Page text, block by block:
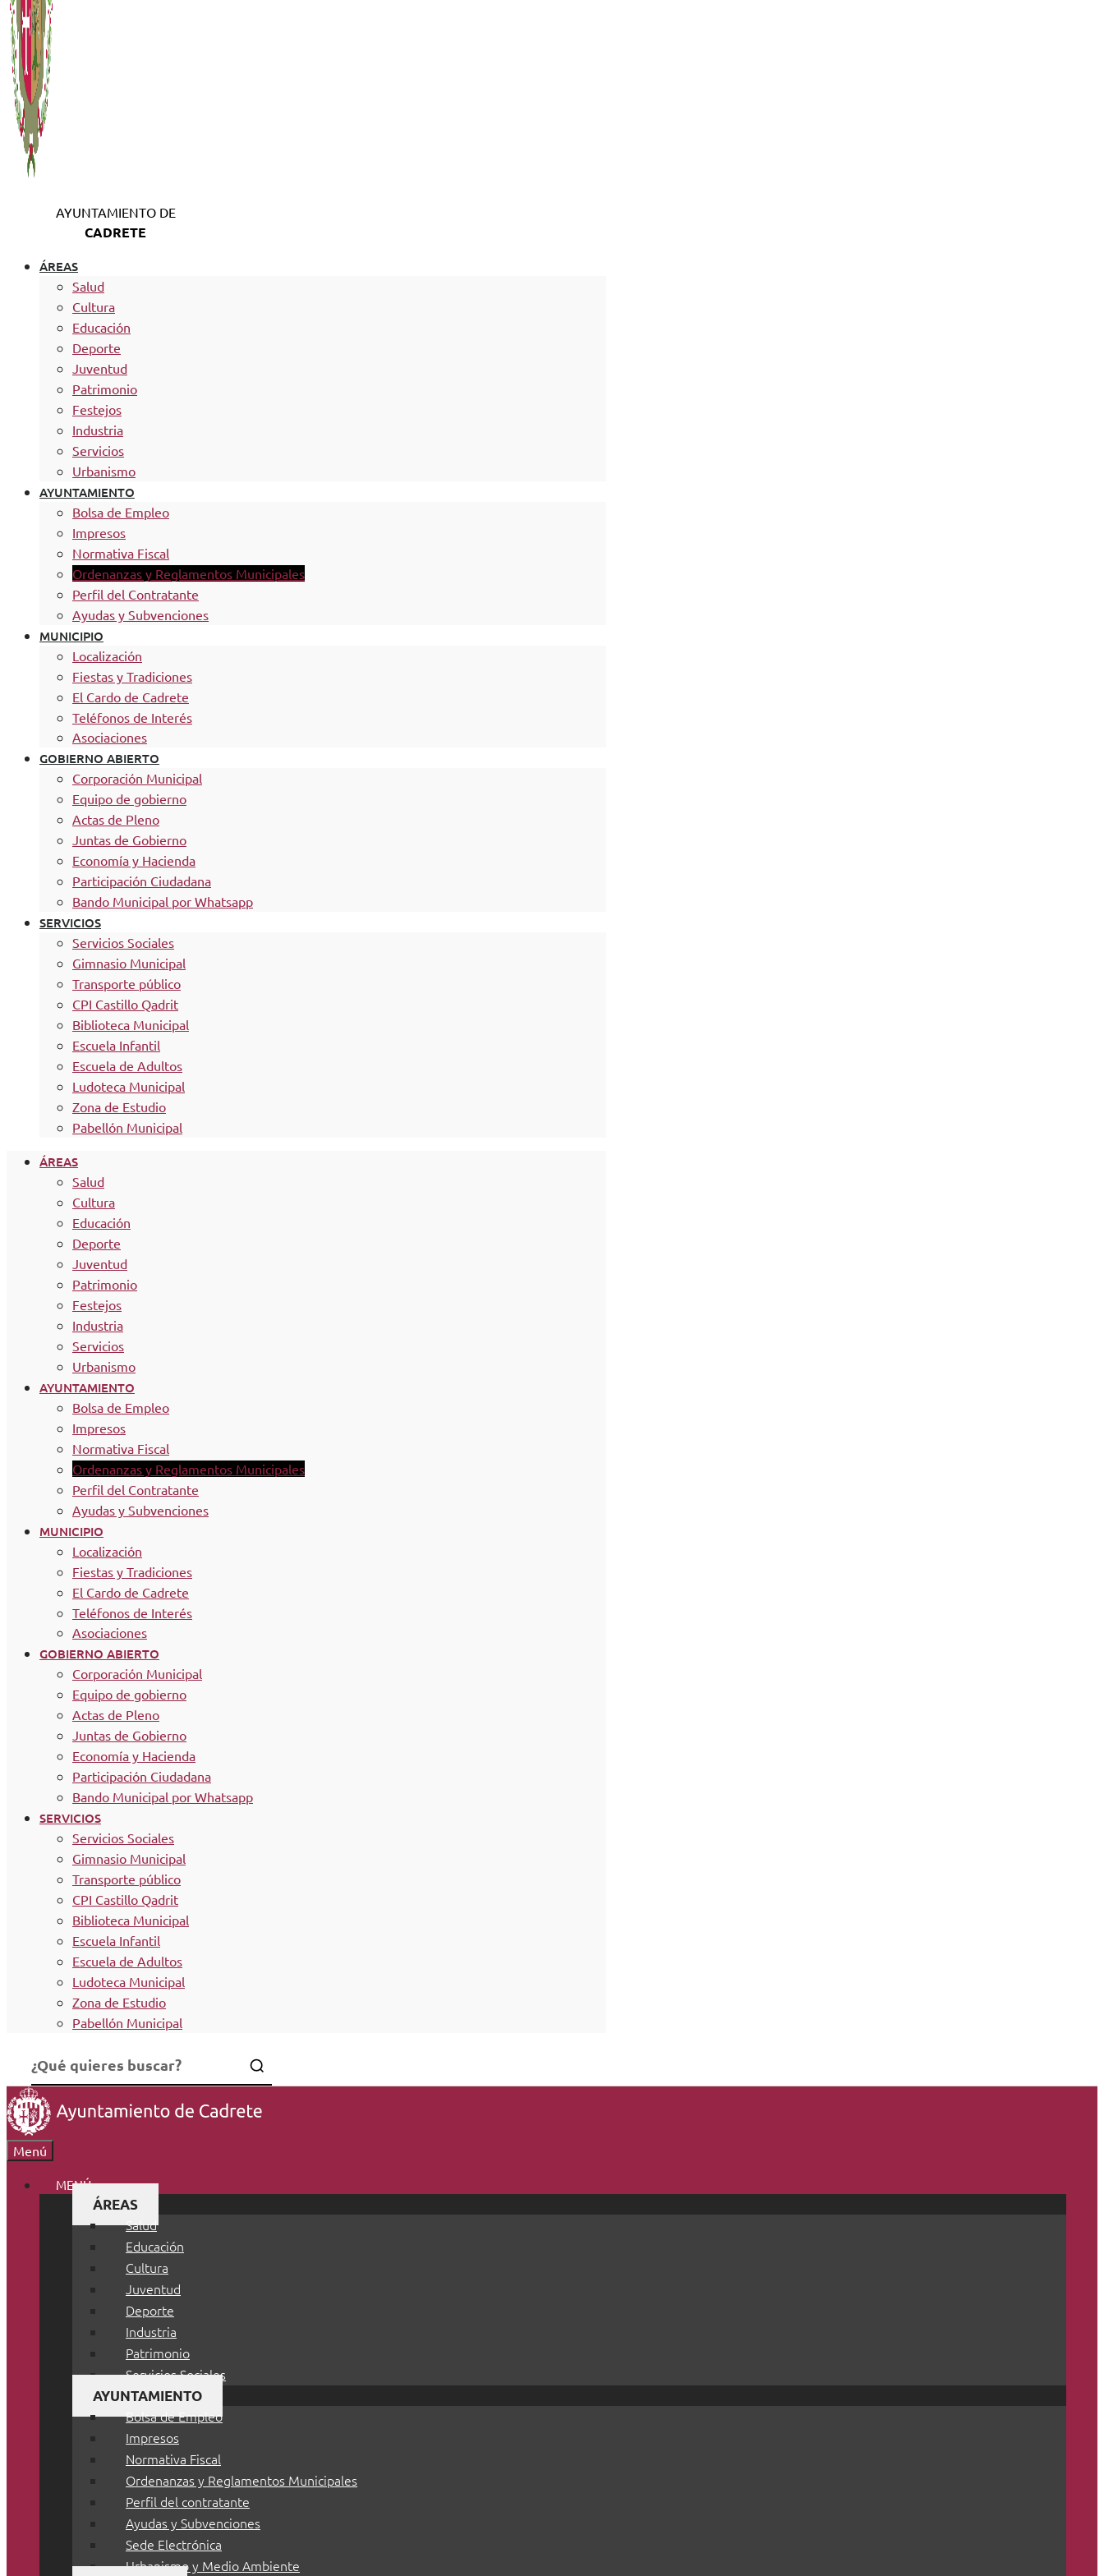
AYUNTAMIENTO DE
CADRETE
ÁREAS
Salud
Cultura
Educación
Deporte
Juventud
Patrimonio
Festejos
Industria
Servicios
Urbanismo
AYUNTAMIENTO
Bolsa de Empleo
Impresos
Normativa Fiscal
Ordenanzas y Reglamentos Municipales
Perfil del Contratante
Ayudas y Subvenciones
MUNICIPIO
Localización
Fiestas y Tradiciones
El Cardo de Cadrete
Teléfonos de Interés
Asociaciones
GOBIERNO ABIERTO
Corporación Municipal
Equipo de gobierno
Actas de Pleno
Juntas de Gobierno
Economía y Hacienda
Participación Ciudadana
Bando Municipal por Whatsapp
SERVICIOS
Servicios Sociales
Gimnasio Municipal
Transporte público
CPI Castillo Qadrit
Biblioteca Municipal
Escuela Infantil
Escuela de Adultos
Ludoteca Municipal
Zona de Estudio
Pabellón Municipal
ÁREAS
Salud
Cultura
Educación
Deporte
Juventud
Patrimonio
Festejos
Industria
Servicios
Urbanismo
AYUNTAMIENTO
Bolsa de Empleo
Impresos
Normativa Fiscal
Ordenanzas y Reglamentos Municipales
Perfil del Contratante
Ayudas y Subvenciones
MUNICIPIO
Localización
Fiestas y Tradiciones
El Cardo de Cadrete
Teléfonos de Interés
Asociaciones
GOBIERNO ABIERTO
Corporación Municipal
Equipo de gobierno
Actas de Pleno
Juntas de Gobierno
Economía y Hacienda
Participación Ciudadana
Bando Municipal por Whatsapp
SERVICIOS
Servicios Sociales
Gimnasio Municipal
Transporte público
CPI Castillo Qadrit
Biblioteca Municipal
Escuela Infantil
Escuela de Adultos
Ludoteca Municipal
Zona de Estudio
Pabellón Municipal
Menú
MENÚ
ÁREAS
Salud
Educación
Cultura
Juventud
Deporte
Industria
Patrimonio
Servicios Sociales
AYUNTAMIENTO
Bolsa de Empleo
Impresos
Normativa Fiscal
Ordenanzas y Reglamentos Municipales
Perfil del contratante
Ayudas y Subvenciones
Sede Electrónica
Urbanismo y Medio Ambiente